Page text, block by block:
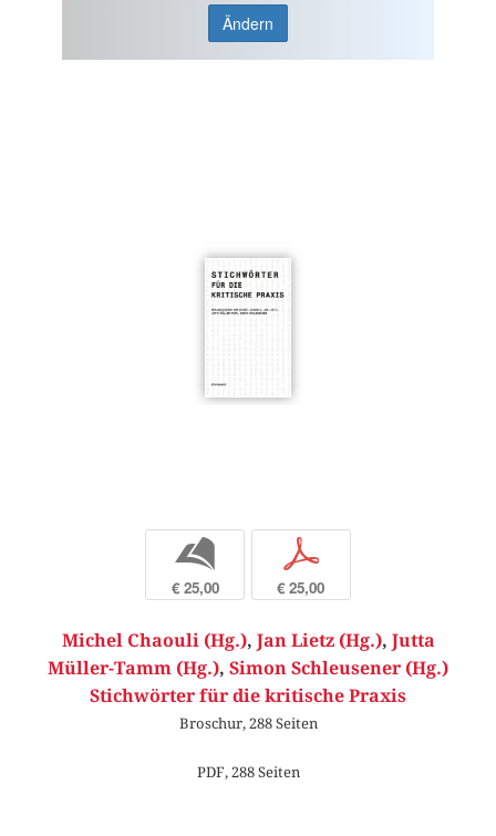
Ändern
b
€ 25,00
p
€ 25,00
Michel Chaouli (Hg.), Jan Lietz (Hg.), Jutta
Müller-Tamm (Hg.), Simon Schleusener (Hg.)
Stichwörter für die kritische Praxis
Broschur, 288 Seiten
PDF, 288 Seiten